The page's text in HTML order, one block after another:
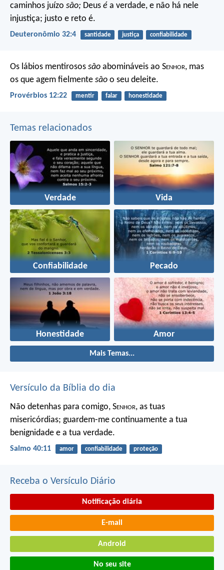
caminhos juízo são; Deus é a verdade, e não há nele
injustiça; justo e reto é.
Deuteronômio 32:4 santidade justiça confiabilidade
Os lábios mentirosos são abomináveis ao Senhor, mas
os que agem fielmente são o seu deleite.
Provérbios 12:22 mentir falar honestidade
Temas relacionados
Verdade Vida
Confiabilidade Pecado
Honestidade Amor
Mais Temas...
Versículo da Bíblia do dia
Não detenhas para comigo, Senhor, as tuas
misericórdias; guardem-me continuamente a tua
benignidade e a tua verdade.
Salmo 40:11 amor confiabilidade proteção
Receba o Versículo Diário
Notificação diária
E-mail
Android
No seu site